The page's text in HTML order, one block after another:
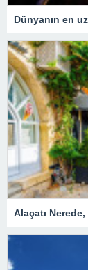
Dünyanın en